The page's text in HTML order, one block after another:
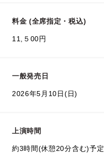
料金 (全席指定・税込)
11,５00円
一般発売日
2026年5月10日(日)
上演時間
約3時間(休憩20分含む)予定